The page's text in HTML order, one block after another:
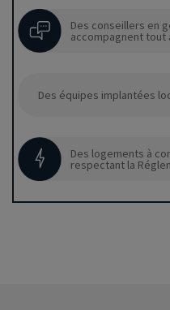
Des conseillers en
accompagnent tout
Des équipes implantées
Des logements à
respectant la